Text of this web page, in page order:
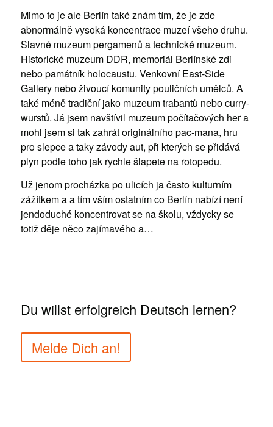
Mimo to je ale Berlín také znám tím, že je zde
abnormálně vysoká koncentrace muzeí všeho druhu.
Slavné muzeum pergamenů a technické muzeum.
Historické muzeum DDR, memoriál Berlínské zdi
nebo památník holocaustu. Venkovní East-Side
Gallery nebo živoucí komunity pouličních umělců. A
také méně tradiční jako muzeum trabantů nebo curry-
wurstů. Já jsem navštívil muzeum počítačových her a
mohl jsem si tak zahrát originálního pac-mana, hru
pro slepce a taky závody aut, při kterých se přidává
plyn podle toho jak rychle šlapete na rotopedu.
Už jenom procházka po ulicích ja často kulturním
zážítkem a a tím vším ostatním co Berlín nabízí není
jendoduché koncentrovat se na školu, vždycky se
totiž děje něco zajímavého a…
Du willst erfolgreich Deutsch lernen?
Melde Dich an!